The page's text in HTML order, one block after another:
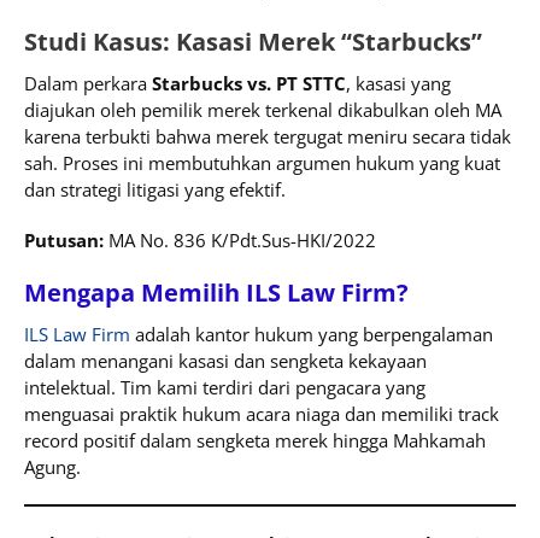
Studi Kasus: Kasasi Merek “Starbucks”
Dalam perkara Starbucks vs. PT STTC, kasasi yang
diajukan oleh pemilik merek terkenal dikabulkan oleh MA
karena terbukti bahwa merek tergugat meniru secara tidak
sah. Proses ini membutuhkan argumen hukum yang kuat
dan strategi litigasi yang efektif.
Putusan: MA No. 836 K/Pdt.Sus-HKI/2022
Mengapa Memilih ILS Law Firm?
ILS Law Firm adalah kantor hukum yang berpengalaman
dalam menangani kasasi dan sengketa kekayaan
intelektual. Tim kami terdiri dari pengacara yang
menguasai praktik hukum acara niaga dan memiliki track
record positif dalam sengketa merek hingga Mahkamah
Agung.